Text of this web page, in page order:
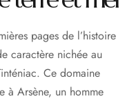
pages de l’histoire
caractère nichée au
Ce domaine
à Arsène, un homme